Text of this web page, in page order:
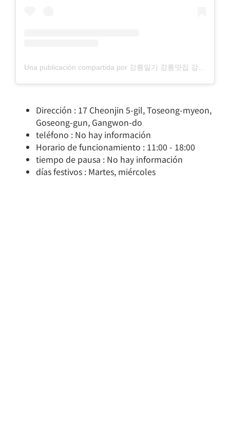
Dirección : 17 Cheonjin 5-gil, Toseong-myeon,
Goseong-gun, Gangwon-do
teléfono : No hay información
Horario de funcionamiento : 11:00 - 18:00
tiempo de pausa : No hay información
días festivos : Martes, miércoles